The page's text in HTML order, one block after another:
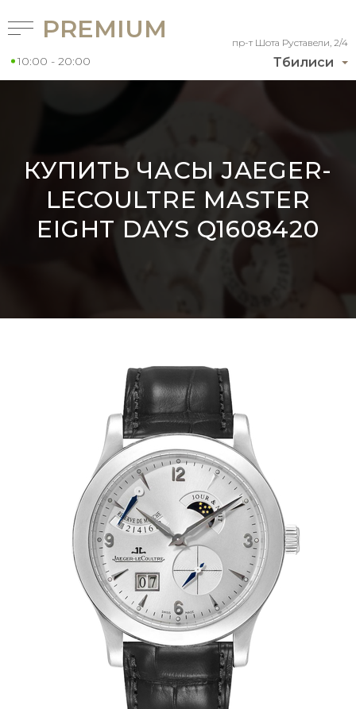
Тбилиси
пр-т Шота Руставели, 2/4
PREMIUM
10:00 - 20:00
КУПИТЬ ЧАСЫ JAEGER-
LECOULTRE MASTER
EIGHT DAYS Q1608420